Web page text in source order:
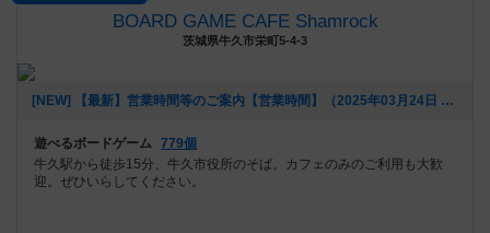
BOARD GAME CAFE Shamrock
茨城県牛久市栄町5-4-3
[NEW] 【最新】営業時間等のご案内【営業時間】（2025年03月24日 13時02分）
遊べるボードゲーム 779個
牛久駅から徒歩15分、牛久市役所のそば。カフェのみのご利用も大歓
迎。ぜひいらしてください。